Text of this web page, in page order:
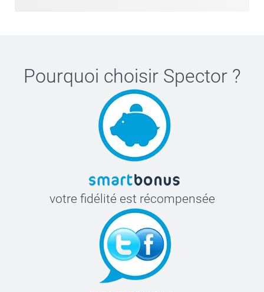
Pourquoi choisir Spector?
votre fidélité est récompensée